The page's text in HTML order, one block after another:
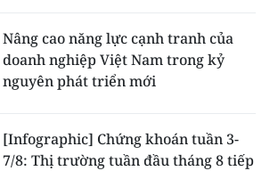
Nâng cao năng lực cạnh tranh của
doanh nghiệp Việt Nam trong kỷ
nguyên phát triển mới
[Infographic] Chứng khoán tuần 3-
7/8: Thị trường tuần đầu tháng 8 tiếp